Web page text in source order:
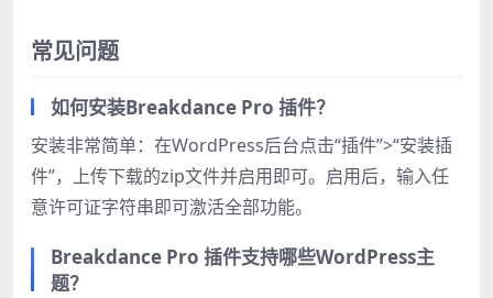
常见问题
如何安装Breakdance Pro 插件？
安装非常简单：在WordPress后台点击“插件”>“安装插
件”，上传下载的zip文件并启用即可。启用后，输入任
意许可证字符串即可激活全部功能。
Breakdance Pro 插件支持哪些WordPress主
题？